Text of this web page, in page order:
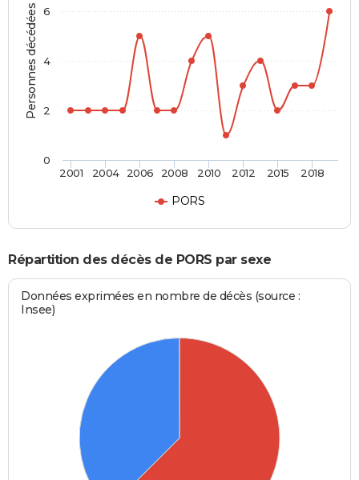
Personnes décédées
PORS
2001 2004 2006 2008 2010 2012 2015 2018
0
2
4
6
Répartition des décès de PORS par sexe
Données exprimées en nombre de décès (source :
Insee)